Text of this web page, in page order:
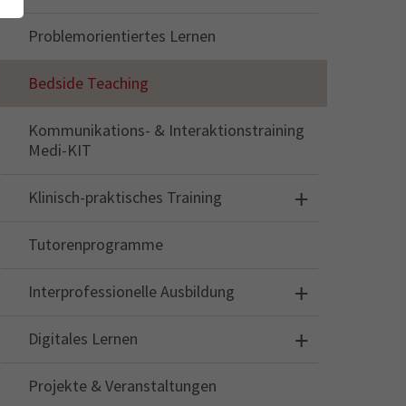
Problemorientiertes Lernen
Bedside Teaching
Kommunikations- & Interaktionstraining
Medi-KIT
Klinisch-praktisches Training
Tutorenprogramme
Interprofessionelle Ausbildung
Digitales Lernen
Projekte & Veranstaltungen